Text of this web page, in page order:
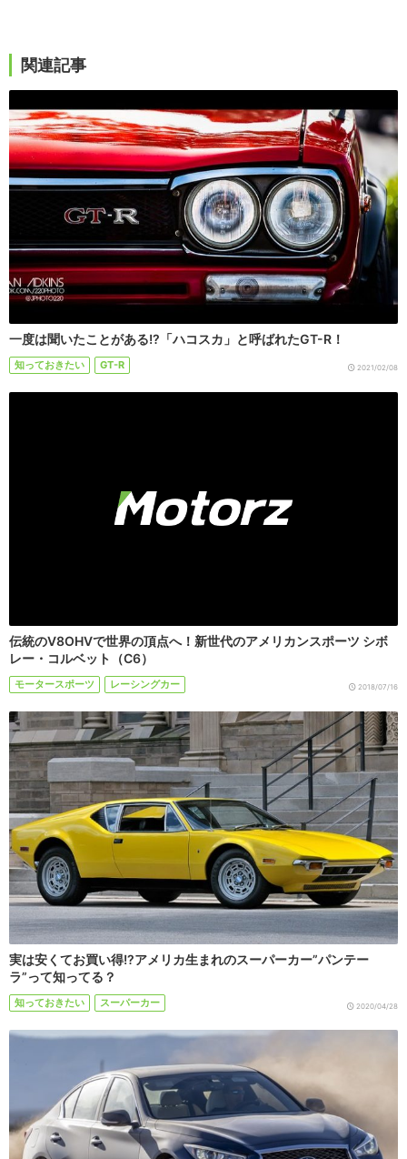
関連記事
一度は聞いたことがある!?「ハコスカ」と呼ばれたGT-R！
知っておきたい GT-R 2021/02/08
伝統のV8OHVで世界の頂点へ！新世代のアメリカンスポーツ シボ
レー・コルベット（C6）
モータースポーツ レーシングカー 2018/07/16
実は安くてお買い得!?アメリカ生まれのスーパーカー”パンテー
ラ”って知ってる？
知っておきたい スーパーカー 2020/04/28